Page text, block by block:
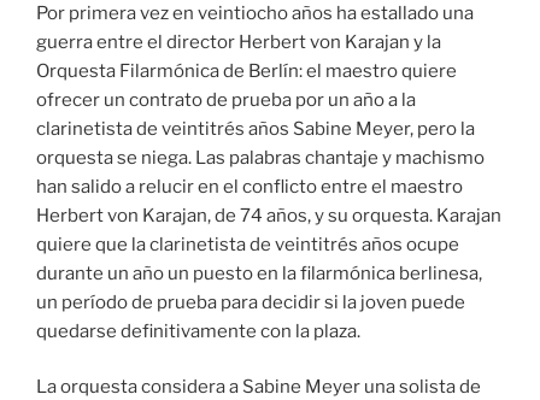
Por primera vez en veintiocho años ha estallado una
guerra entre el director Herbert von Karajan y la
Orquesta Filarmónica de Berlín: el maestro quiere
ofrecer un contrato de prueba por un año a la
clarinetista de veintitrés años Sabine Meyer, pero la
orquesta se niega. Las palabras chantaje y machismo
han salido a relucir en el conflicto entre el maestro
Herbert von Karajan, de 74 años, y su orquesta. Karajan
quiere que la clarinetista de veintitrés años ocupe
durante un año un puesto en la filarmónica berlinesa,
un período de prueba para decidir si la joven puede
quedarse definitivamente con la plaza.
La orquesta considera a Sabine Meyer una solista de